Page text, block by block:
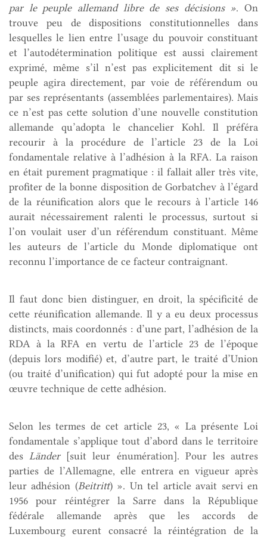
par le peuple allemand libre de ses décisions ». On
trouve peu de dispositions constitutionnelles dans
lesquelles le lien entre l’usage du pouvoir constituant
et l’autodétermination politique est aussi clairement
exprimé, même s’il n’est pas explicitement dit si le
peuple agira directement, par voie de référendum ou
par ses représentants (assemblées parlementaires). Mais
ce n’est pas cette solution d’une nouvelle constitution
allemande qu’adopta le chancelier Kohl. Il préféra
recourir à la procédure de l’article 23 de la Loi
fondamentale relative à l’adhésion à la RFA. La raison
en était purement pragmatique : il fallait aller très vite,
profiter de la bonne disposition de Gorbatchev à l’égard
de la réunification alors que le recours à l’article 146
aurait nécessairement ralenti le processus, surtout si
l’on voulait user d’un référendum constituant. Même
les auteurs de l’article du Monde diplomatique ont
reconnu l’importance de ce facteur contraignant.
Il faut donc bien distinguer, en droit, la spécificité de
cette réunification allemande. Il y a eu deux processus
distincts, mais coordonnés : d’une part, l’adhésion de la
RDA à la RFA en vertu de l’article 23 de l’époque
(depuis lors modifié) et, d’autre part, le traité d’Union
(ou traité d’unification) qui fut adopté pour la mise en
œuvre technique de cette adhésion.
Selon les termes de cet article 23, « La présente Loi
fondamentale s’applique tout d’abord dans le territoire
des Länder[suit leur énumération]. Pour les autres
parties de l’Allemagne, elle entrera en vigueur après
leur adhésion (Beitritt) ». Un tel article avait servi en
1956 pour réintégrer la Sarre dans la République
fédérale allemande après que les accords de
Luxembourg eurent consacré la réintégration de la